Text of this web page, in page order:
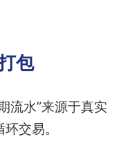
包
流水”来源于真实
交易。